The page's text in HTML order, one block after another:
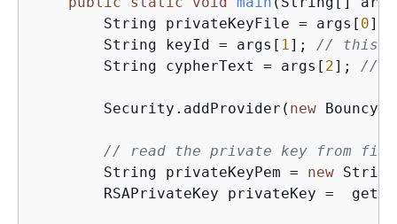
        String privateKeyFile = args[
0];
        String keyId = args[
1 ]; // this is
        String cypherText = args[
2]; //
        Security.addProvider(
new
// read the private key from file
        String privateKeyPem =
new
RSAPrivateKey privateKey =